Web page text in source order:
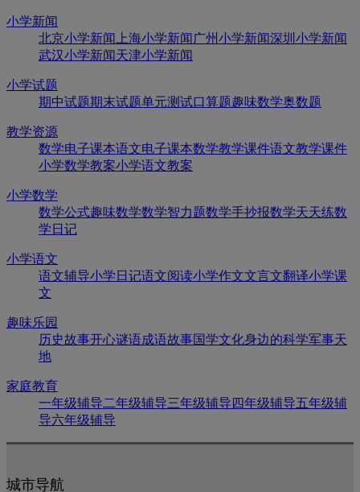
小学新闻
北京小学新闻
上海小学新闻 广州小学新闻深圳小学新闻
武汉小学新闻 天津小学新闻
小学试题
期中试题期末试题单元测试口算题趣味数学奥数题
教学资源
数学电子课本语文电子课本数学教学课件语文教学课件
小学数学教案小学语文教案
小学数学
数学公式趣味数学数学智力题数学手抄报数学天天练数
学日记
小学语文
语文辅导小学日记语文阅读小学作文文言文翻译小学课
文
趣味乐园
历史故事开心谜语成语故事国学文化身边的科学军事天
地
家庭教育
一年级辅导二年级辅导三年级辅导 四年级辅导五年级辅
导六年级辅导
城市导航